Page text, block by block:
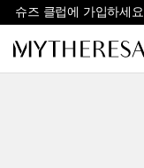
슈즈 클럽에 가입하세요